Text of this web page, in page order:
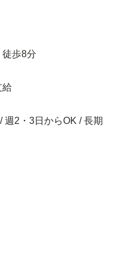
徒歩8分
給
週2・3日からOK / 長期